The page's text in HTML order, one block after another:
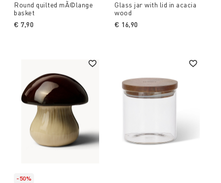
Round quilted mÃ©lange
basket
€ 7,90
Glass jar with lid in acacia
wood
€ 16,90
-50%